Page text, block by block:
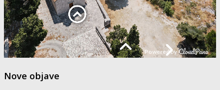
Nove objave